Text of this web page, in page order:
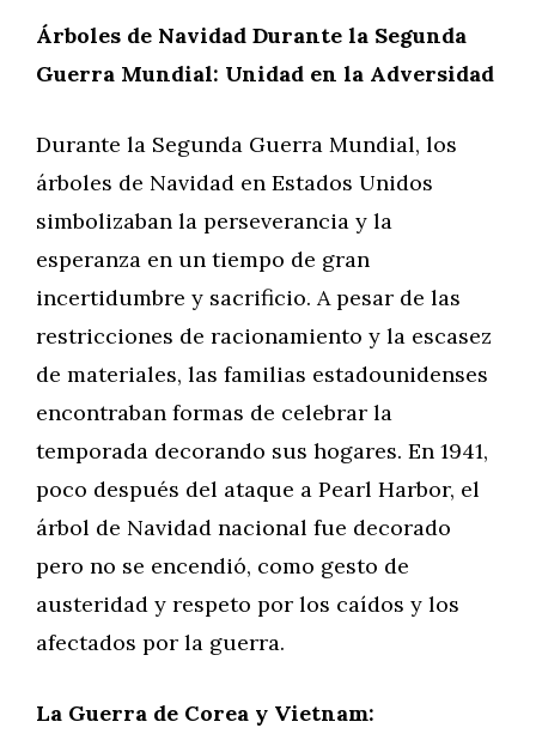
Árboles de Navidad Durante la Segunda
Guerra Mundial: Unidad en la Adversidad
Durante la Segunda Guerra Mundial, los
árboles de Navidad en Estados Unidos
simbolizaban la perseverancia y la
esperanza en un tiempo de gran
incertidumbre y sacrificio. A pesar de las
restricciones de racionamiento y la escasez
de materiales, las familias estadounidenses
encontraban formas de celebrar la
temporada decorando sus hogares. En 1941,
poco después del ataque a Pearl Harbor, el
árbol de Navidad nacional fue decorado
pero no se encendió, como gesto de
austeridad y respeto por los caídos y los
afectados por la guerra.
La Guerra de Corea y Vietnam: